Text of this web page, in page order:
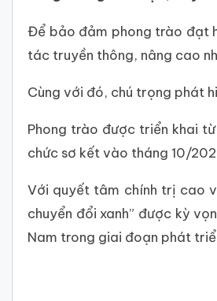
Để bảo đảm phong trào đạt
tác truyền thông, nâng cao
Cùng với đó, chú trọng phát
Phong trào được triển khai
chức sơ kết vào tháng 10/
Với quyết tâm chính trị cao
chuyển đổi xanh” được kỳ
Nam trong giai đoạn phát